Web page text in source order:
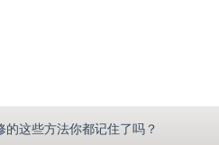
这些方法你都记住了吗？